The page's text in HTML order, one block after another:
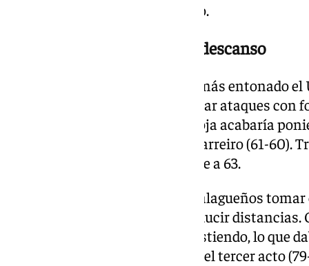
0 sellaban el 55 a 46 al descanso.
Algo más entonados tras el descanso
A la reanudación, se mostraba más entonado
cancha, lo que le permitía enlazar ataques con
desventaja (59-55). Un tira y afloja acabaría
solo un tanto tras canasta de Barreiro (61-60).
2+1 de Perry empataba el choque a 63.
Un parcial 4-0 impedía a los malagueños tomar
encomendaban a Perry para reducir distancias.
los malagueños anotando y asistiendo, lo que
Meindl y Dani Díez al término del tercer acto